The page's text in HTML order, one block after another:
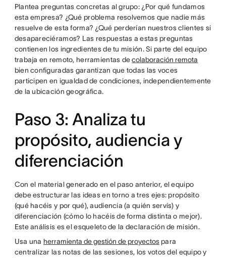
Plantea preguntas concretas al grupo: ¿Por qué fundamos
esta empresa? ¿Qué problema resolvemos que nadie más
resuelve de esta forma? ¿Qué perderían nuestros clientes si
desapareciéramos? Las respuestas a estas preguntas
contienen los ingredientes de tu misión. Si parte del equipo
trabaja en remoto, herramientas decolaboración remota
bien configuradas garantizan que todas las voces
participen en igualdad de condiciones, independientemente
de la ubicación geográfica.
Paso 3: Analiza tu
propósito, audiencia y
diferenciación
Con el material generado en el paso anterior, el equipo
debe estructurar las ideas en torno a tres ejes: propósito
(qué hacéis y por qué), audiencia (a quién servís) y
diferenciación (cómo lo hacéis de forma distinta o mejor).
Este análisis es el esqueleto de la declaración de misión.
Usa una herramienta de gestión de proyectospara
centralizar las notas de las sesiones, los votos del equipo y